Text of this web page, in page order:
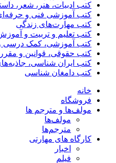
کتب ادبیات، هنر، شعر،
کتب آموزشی فنی و
کتب مهارت‌های زندگی
کتب تعلیم و تربیت و
کتب آموزشی، کمک درسی
کتب حقوقی، قوانین و
کتب ایران شناسی،
کتب دامغان شناسی
خانه
فروشگاه
مولف‌ها و مترجم ها
مولف‌ها
مترجم‌ها
کارگاه های مهارتی
اخبار
فیلم